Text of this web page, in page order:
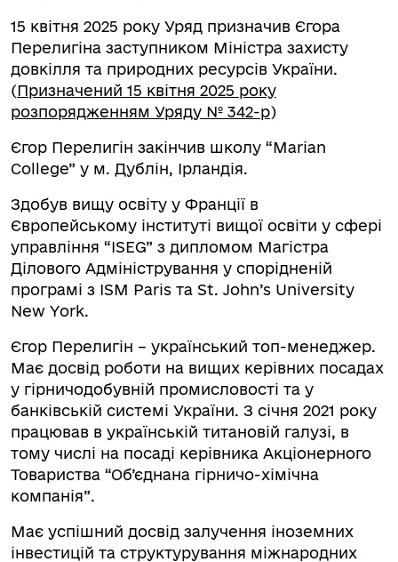
15 квітня 2025 року Уряд призначив Єгора
Перелигіна заступником Міністра захисту
довкілля та природних ресурсів України.
(Призначений 15 квітня 2025 року
розпорядженням Уряду № 342-р)
Єгор Перелигін закінчив школу “Marian
College” у м. Дублін, Ірландія.
Здобув вищу освіту у Франції в
Європейському інституті вищої освіти у сфері
управління “ISEG” з дипломом Магістра
Ділового Адміністрування у спорідненій
програмі з ISM Paris та St. John’s University
New York.
Єгор Перелигін – український топ-менеджер.
Має досвід роботи на вищих керівних посадах
у гірничодобувній промисловості та у
банківській системі України. З січня 2021 року
працював в українській титановій галузі, в
тому числі на посаді керівника Акціонерного
Товариства “Об’єднана гірничо-хімічна
компанія”.
Має успішний досвід залучення іноземних
інвестицій та структурування міжнародних